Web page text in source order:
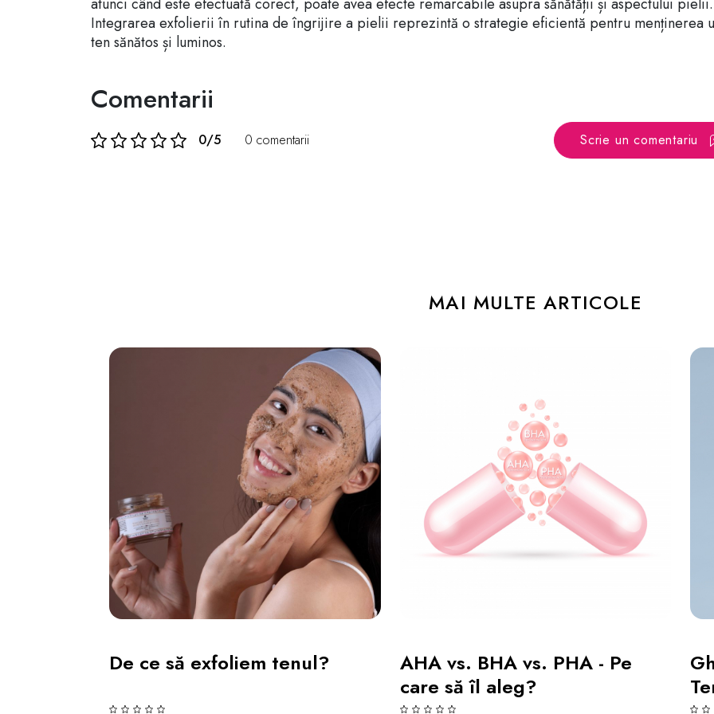
Integrarea exfolierii în rutina de îngrijire a pielii reprezintă o strategie eficientă pentru menținerea
ten sănătos și luminos.
Comentarii
0/5 0 comentarii Scrie un comentariu
MAI MULTE ARTICOLE
De ce să exfoliem tenul?
AHA vs. BHA vs. PHA - Pe
care să îl aleg?